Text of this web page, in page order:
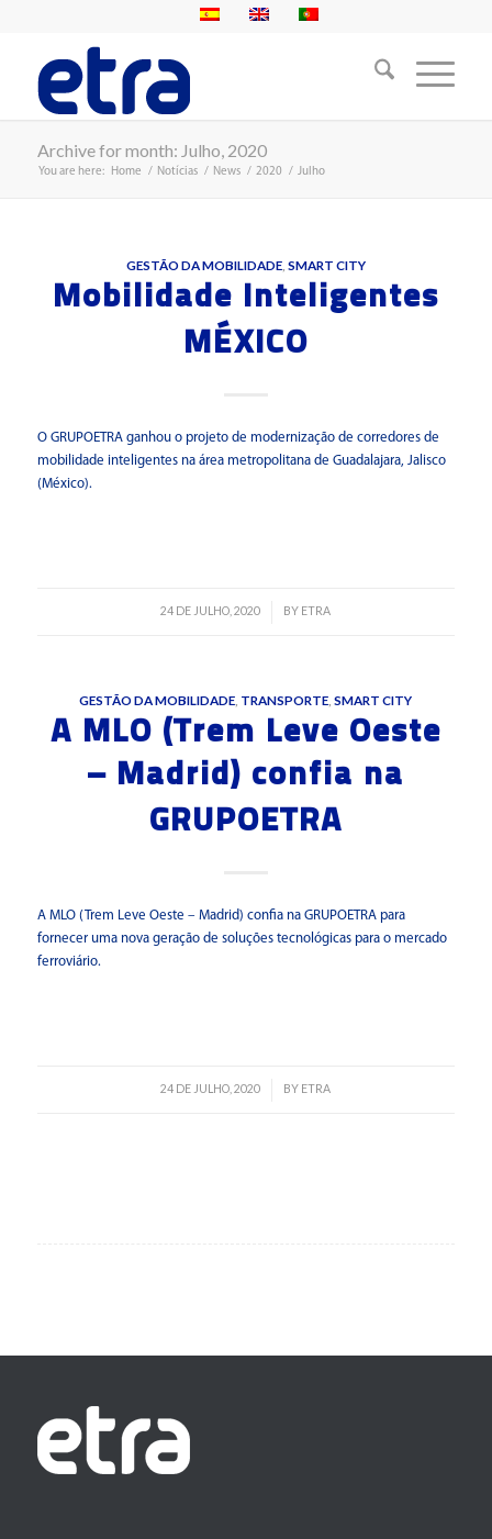
Archive for month: Julho, 2020
You are here: Home / Notícias / News / 2020 / Julho
GESTÃO DA MOBILIDADE, SMART CITY
Mobilidade Inteligentes
MÉXICO
O GRUPOETRA ganhou o projeto de modernização de corredores de
mobilidade inteligentes na área metropolitana de Guadalajara, Jalisco
(México).
24 DE JULHO, 2020
/ BY ETRA
GESTÃO DA MOBILIDADE TRANSPORTE ,SMART CITY
A MLO (Trem Leve Oeste
– Madrid) confia na
GRUPOETRA
A MLO (Trem Leve Oeste – Madrid) confia na GRUPOETRA para
fornecer uma nova geração de soluções tecnológicas para o mercado
ferroviário.
24 DE JULHO, 2020
/ BY ETRA